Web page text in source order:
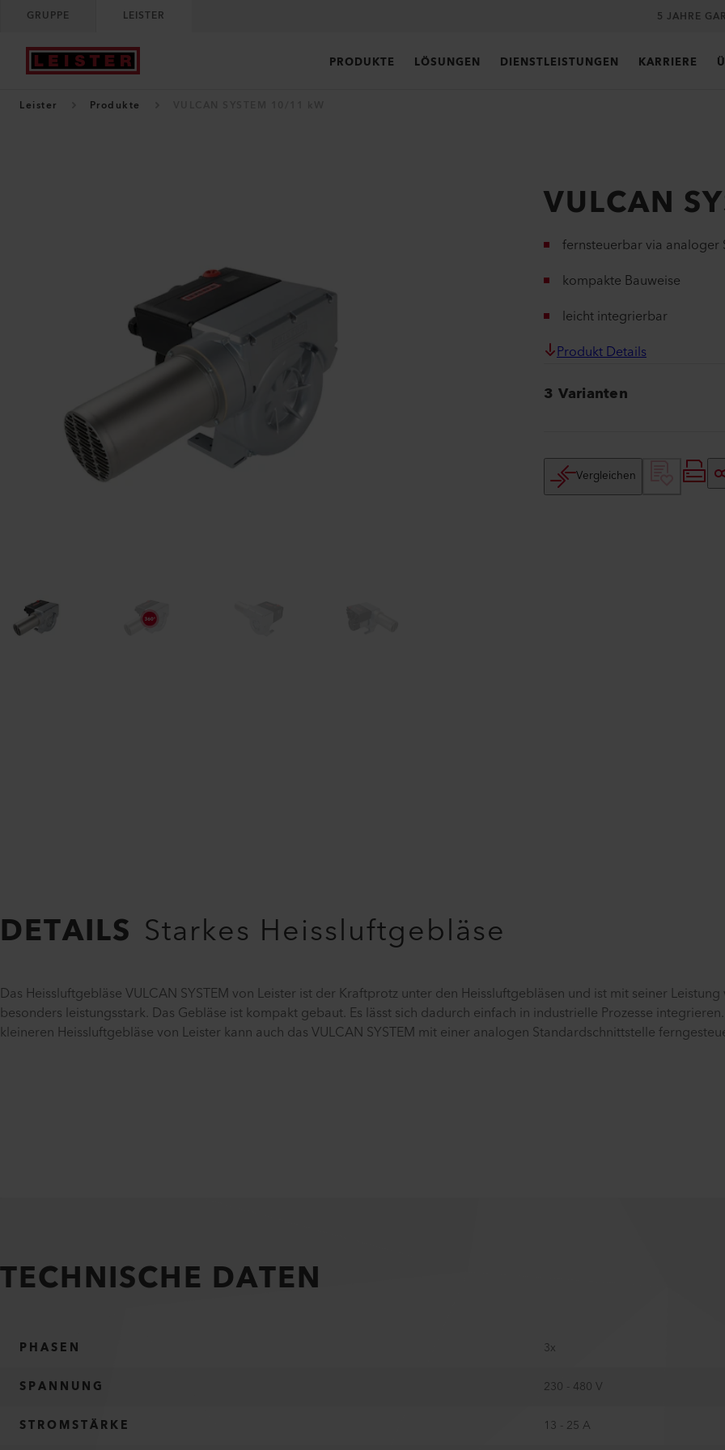
GRUPPE LEISTER 5 JAHRE
PRODUKTE LÖSUNGEN DIENSTLEISTUNGEN KARRIERE
Leister Produkte
VULCAN
fernsteuerbar via analoger
kompakte Bauweise
leicht integrierbar
Produkt Details
3 Varianten
Vergleichen
DETAILS Starkes Heissluftgebläse
Das Heissluftgebläse VULCAN SYSTEM von Leister ist der Kraftprotz unter den Heissluftgebläsen und ist mit seiner
besonders leistungsstark. Das Gebläse ist kompakt gebaut. Es lässt sich dadurch einfach in industrielle Prozesse
kleineren Heissluftgebläse von Leister kann auch das VULCAN SYSTEM mit einer analogen Standardschnittstelle
TECHNISCHE DATEN
PHASEN
3x
SPANNUNG
230 - 480 V
STROMSTÄRKE
13 - 25 A